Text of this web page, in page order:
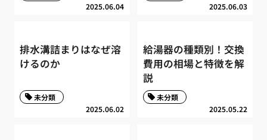
2025.06.04 2025.06.03
排水溝詰まりはなぜ溶
けるのか
2025.06.02
未分類
給湯器の種類別！交換
費用の相場と特徴を解
説
2025.05.22
未分類